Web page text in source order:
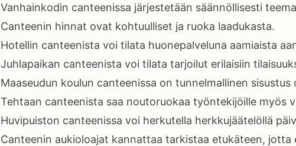
Vanhainkodin canteenissa järjestetään säännöllisesti
Canteenin hinnat ovat kohtuulliset ja ruoka laadukasta.
Hotellin canteenista voi tilata huonepalveluna aamiaista
Juhlapaikan canteenista voi tilata tarjoilut erilaisiin
Maaseudun koulun canteenissa on tunnelmallinen sisustus
Tehtaan canteenista saa noutoruokaa työntekijöille myös
Huvipuiston canteenissa voi herkutella herkkujäätelöllä
Canteenin aukioloajat kannattaa tarkistaa etukäteen, jotta